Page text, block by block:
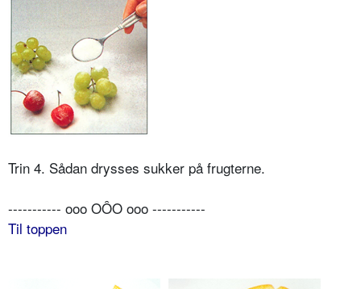
Trin 4. Sådan drysses sukker på frugterne.
----------- ooo OÔO ooo -----------
Til toppen